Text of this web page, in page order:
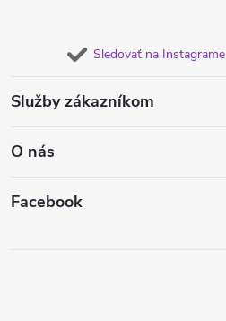
Sledovať na Instagrame
Služby zákazníkom
O nás
Facebook